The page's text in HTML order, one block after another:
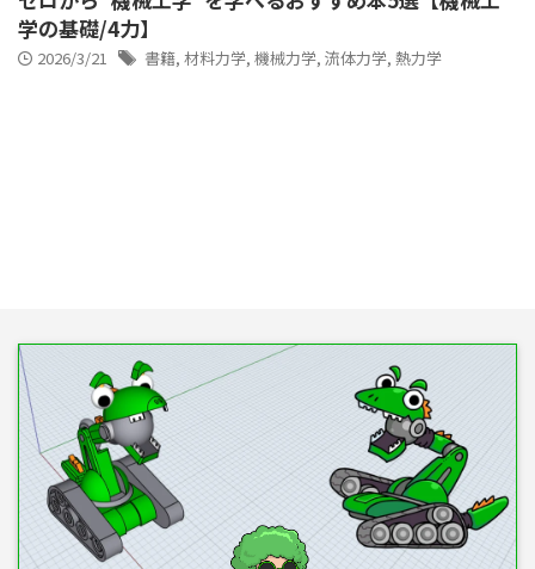
学の基礎/4力】
2026/3/21 書籍, 材料力学, 機械力学, 流体力学, 熱力学